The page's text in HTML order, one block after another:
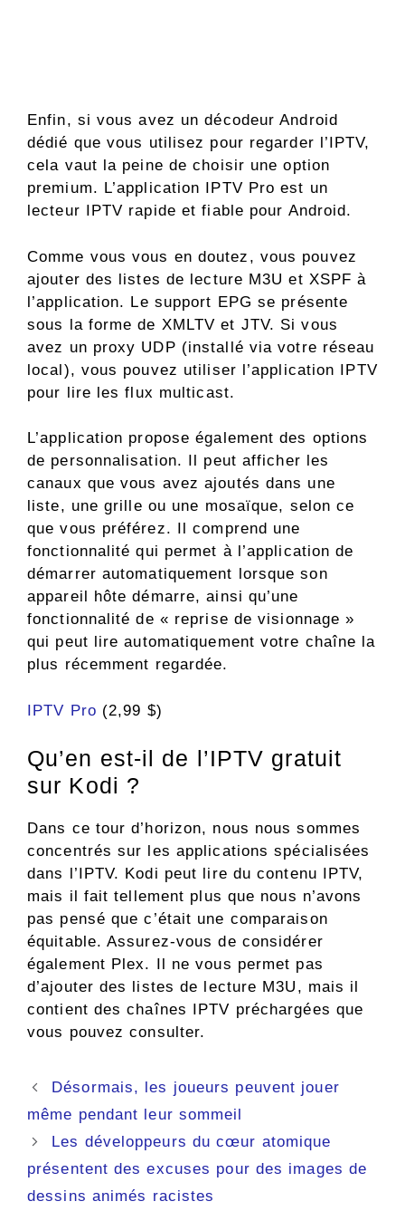
Enfin, si vous avez un décodeur Android
dédié que vous utilisez pour regarder l’IPTV,
cela vaut la peine de choisir une option
premium. L’application IPTV Pro est un
lecteur IPTV rapide et fiable pour Android.
Comme vous vous en doutez, vous pouvez
ajouter des listes de lecture M3U et XSPF à
l’application. Le support EPG se présente
sous la forme de XMLTV et JTV. Si vous
avez un proxy UDP (installé via votre réseau
local), vous pouvez utiliser l’application IPTV
pour lire les flux multicast.
L’application propose également des options
de personnalisation. Il peut afficher les
canaux que vous avez ajoutés dans une
liste, une grille ou une mosaïque, selon ce
que vous préférez. Il comprend une
fonctionnalité qui permet à l’application de
démarrer automatiquement lorsque son
appareil hôte démarre, ainsi qu’une
fonctionnalité de « reprise de visionnage »
qui peut lire automatiquement votre chaîne la
plus récemment regardée.
IPTV Pro (2,99 $)
Qu’en est-il de l’IPTV gratuit
sur Kodi ?
Dans ce tour d’horizon, nous nous sommes
concentrés sur les applications spécialisées
dans l’IPTV. Kodi peut lire du contenu IPTV,
mais il fait tellement plus que nous n’avons
pas pensé que c’était une comparaison
équitable. Assurez-vous de considérer
également Plex. Il ne vous permet pas
d’ajouter des listes de lecture M3U, mais il
contient des chaînes IPTV préchargées que
vous pouvez consulter.
Navigation
des
Désormais, les joueurs peuvent jouer
même pendant leur sommeil
Les développeurs du cœur atomique
présentent des excuses pour des images de
dessins animés racistes